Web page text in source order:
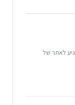
לאתר של